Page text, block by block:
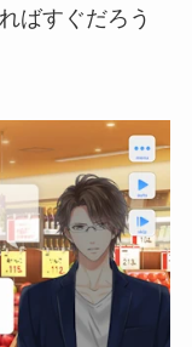
ばすぐだろう